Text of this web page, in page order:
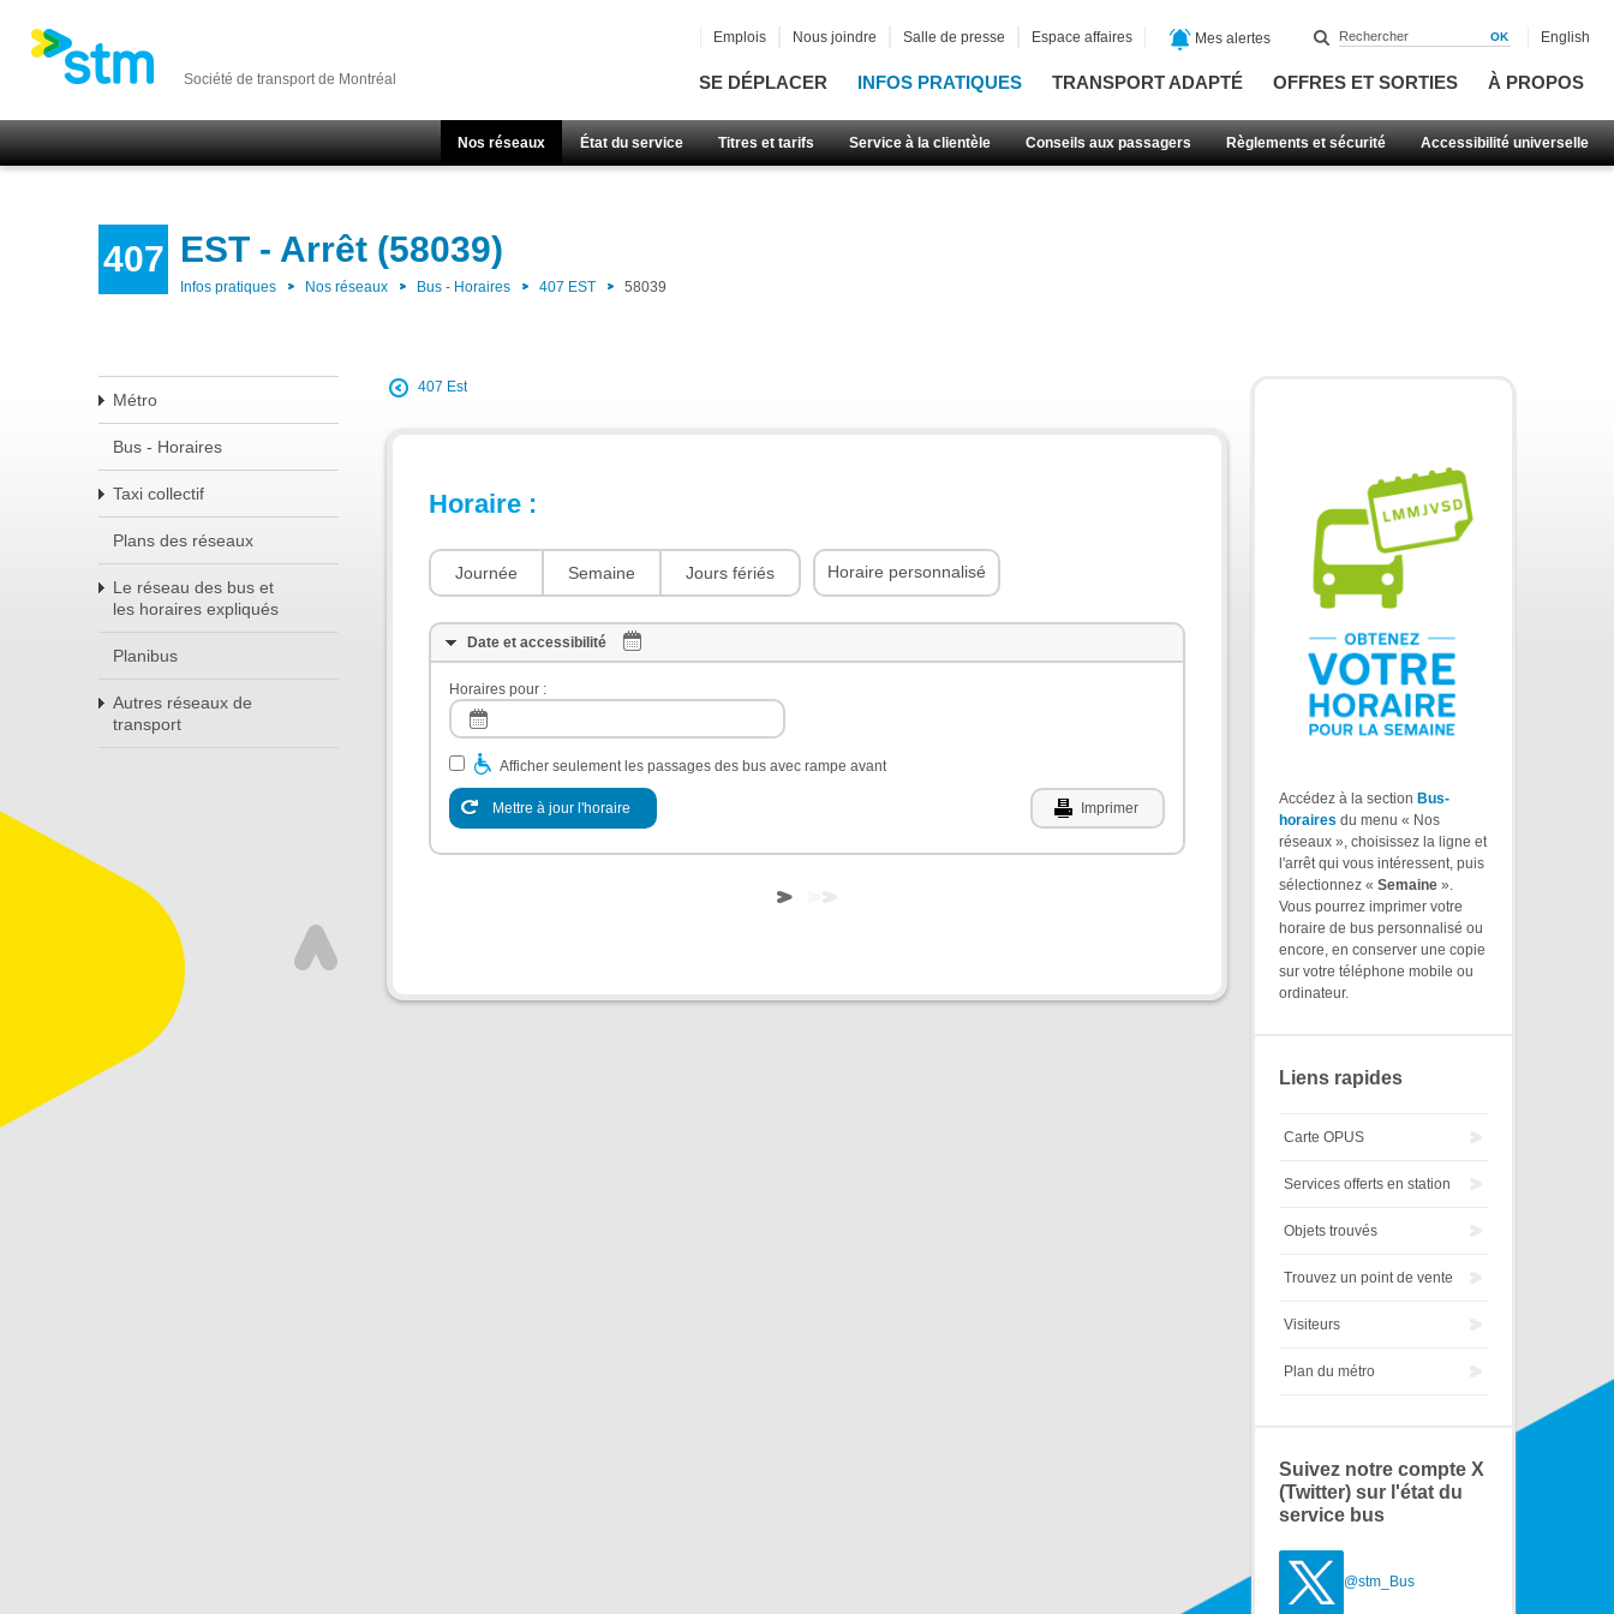
Société de transport de Montréal SE DÉPLACER INFOS PRATIQUES TRANSPORT ADAPTÉ OFFRES ET SORTIES À PROPOS
Nos réseaux État du service Titres et tarifs Service à la clientèle Conseils aux passagers Règlements et sécurité Accessibilité universelle
Emplois Nous joindre Salle de presse Espace affaires Mes alertes English
407 EST - Arrêt (58039)
Infos pratiques Nos réseaux Bus - Horaires 407 EST 58039
Métro
Bus - Horaires
Taxi collectif
Plans des réseaux
Le réseau des bus et
les horaires expliqués
Planibus
Autres réseaux de
transport
407 Est
Horaire :
Journée Semaine Jours fériés Horaire personnalisé
Date et accessibilité
Horaires pour :
Afficher seulement les passages des bus avec rampe avant
Mettre à jour l'horaire Imprimer
Accédez à la section Bus-
horaires du menu « Nos
réseaux », choisissez la ligne et
l'arrêt qui vous intéressent, puis
sélectionnez « Semaine ».
Vous pourrez imprimer votre
horaire de bus personnalisé ou
encore, en conserver une copie
sur votre téléphone mobile ou
ordinateur.
Liens rapides
Carte OPUS
Services offerts en station
Objets trouvés
Trouvez un point de vente
Visiteurs
Plan du métro
Suivez notre compte X
(Twitter) sur l'état du
service bus
@stm_Bus